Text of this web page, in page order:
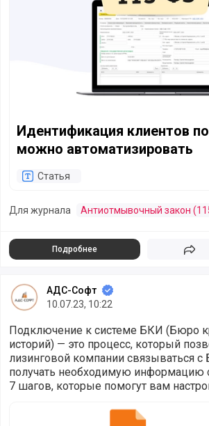
Идентификация клиентов
можно автоматизировать
Статья
Для журнала Антиотмывочный закон
Подробнее
АДС-Софт
10.07.23, 10:22
Подключение к системе БКИ (Бюро
историй) — это процесс, который
лизинговой компании связываться с
получать необходимую информацию
7 шагов, которые помогут вам
7 этапов настойки обмена данными с